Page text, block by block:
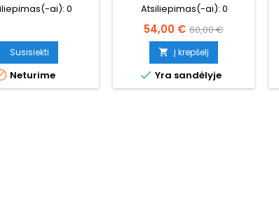
ai): 0
Susisiekti
Neturime
Atsiliepimas(-ai): 0
Kaina
54,00 € Bazinė
kaina
60,00 €
 Į krepšelį
 Yra sandėlyje